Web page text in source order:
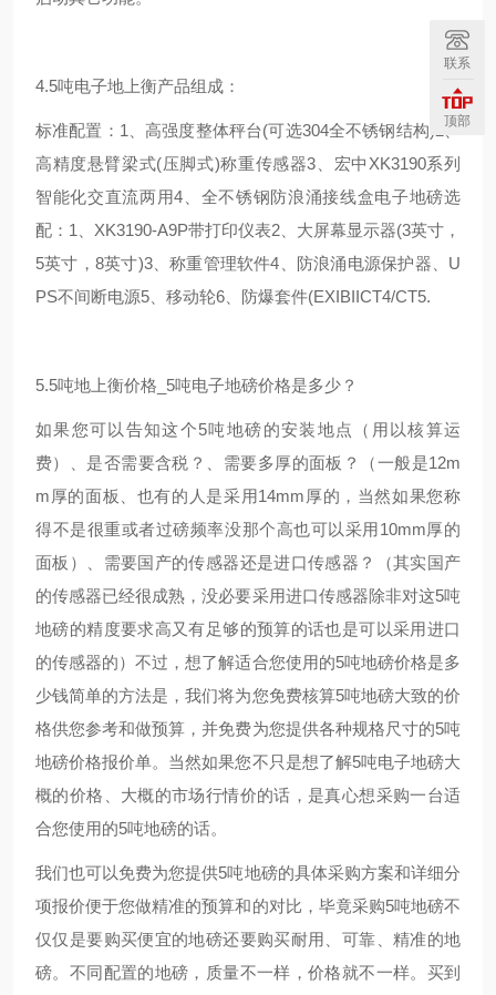
4.5吨电子地上衡产品组成：
标准配置：1、高强度整体秤台(可选304全不锈钢结构)2、
高精度悬臂梁式(压脚式)称重传感器3、宏中XK3190系列
智能化交直流两用4、全不锈钢防浪涌接线盒电子地磅选
配：1、XK3190-A9P带打印仪表2、大屏幕显示器(3英寸，
5英寸，8英寸)3、称重管理软件4、防浪涌电源保护器、U
PS不间断电源5、移动轮6、防爆套件(EXIBIICT4/CT5.
5.5吨地上衡价格_5吨电子地磅价格是多少？
如果您可以告知这个5吨地磅的安装地点（用以核算运
费）、是否需要含税？、需要多厚的面板？（一般是12m
m厚的面板、也有的人是采用14mm厚的，当然如果您称
得不是很重或者过磅频率没那个高也可以采用10mm厚的
面板）、需要国产的传感器还是进口传感器？（其实国产
的传感器已经很成熟，没必要采用进口传感器除非对这5吨
地磅的精度要求高又有足够的预算的话也是可以采用进口
的传感器的）不过，想了解适合您使用的5吨地磅价格是多
少钱简单的方法是，我们将为您免费核算5吨地磅大致的价
格供您参考和做预算，并免费为您提供各种规格尺寸的5吨
地磅价格报价单。当然如果您不只是想了解5吨电子地磅大
概的价格、大概的市场行情价的话，是真心想采购一台适
合您使用的5吨地磅的话。
我们也可以免费为您提供5吨地磅的具体采购方案和详细分
项报价便于您做精准的预算和的对比，毕竟采购5吨地磅不
仅仅是要购买便宜的地磅还要购买耐用、可靠、精准的地
磅。不同配置的地磅，质量不一样，价格就不一样。买到
联系
顶部